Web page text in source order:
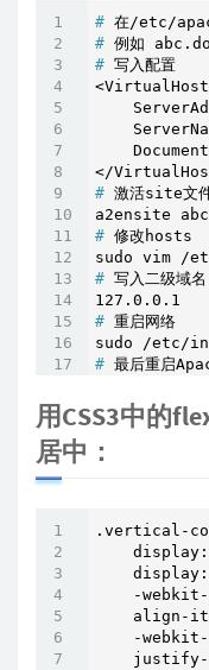
# 在/etc/
# 例如
# 写入配置
# 激活site文
# 修改hosts
# 写入二级域名
# 重启网络
# 最后重启
用CSS3中的
居中：
.vertical-
-
align-
-